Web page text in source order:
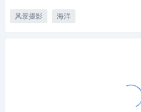
风景摄影 海洋